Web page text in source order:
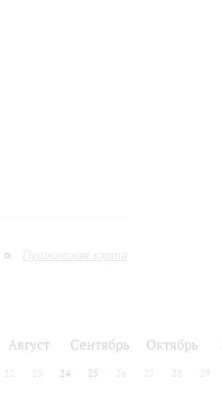
Пушкинская карта
Август Сентябрь Октябрь
22 23 24 25 26 27 28 29